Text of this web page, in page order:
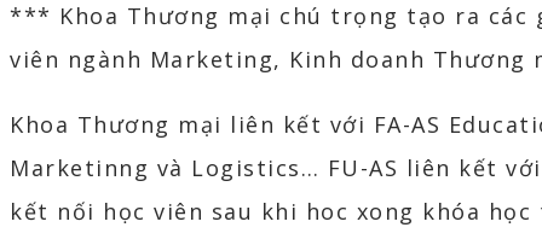
*** Khoa Thương mại chú trọng tạo ra các
viên ngành Marketing, Kinh doanh
Khoa Thương mại liên kết với FA-AS
Marketinng và Logistics… FU-AS liên kết
kết nối học viên sau khi hoc xong khóa